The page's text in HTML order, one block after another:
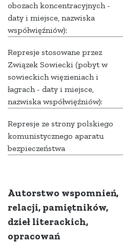
obozach koncentracyjnych -
daty i miejsce, nazwiska
współwięźniów):
Represje stosowane przez
Związek Sowiecki (pobyt w
sowieckich więzieniach i
łagrach - daty i miejsce,
nazwiska współwięźniów):
Represje ze strony polskiego
komunistycznego aparatu
bezpieczeństwa
Autorstwo wspomnień,
relacji, pamiętników,
dzieł literackich,
opracowań